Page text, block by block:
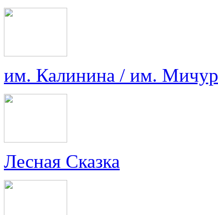
им. Калинина / им.
Лесная Сказка